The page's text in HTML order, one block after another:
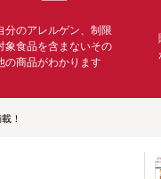
分のアレルゲン、制限
象食品を含まないその
の商品がわかります
！